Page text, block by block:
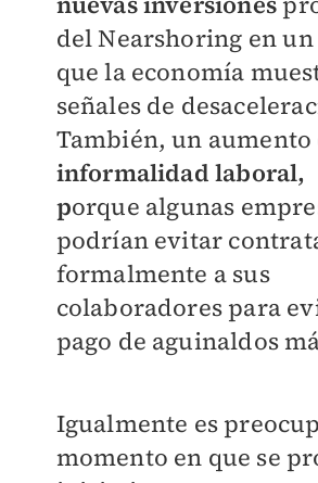
del Nearshoring en
que la economía
señales de
También, un aumento
informalidad laboral,
porque algunas
podrían evitar
formalmente a sus
colaboradores para
pago de aguinaldos
Igualmente es
momento en que se